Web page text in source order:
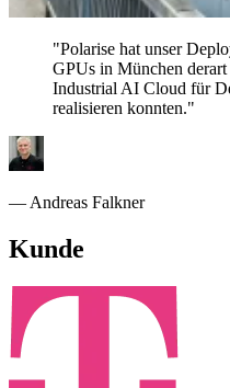
"Polarise hat unser
GPUs in München
Industrial AI Cloud für
realisieren konnten."
— Andreas Falkner
Kunde